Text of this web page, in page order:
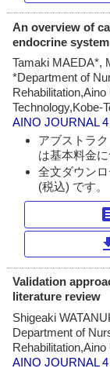
An overview of
endocrine system
Tamaki MAEDA*,
*Department of
Technology,Kobe-
AINO JOURNAL 4
アブストラ
は基本料金に
全文ダウン
(税込) です。
Validation
literature review
Shigeaki
Department of
AINO JOURNAL 4